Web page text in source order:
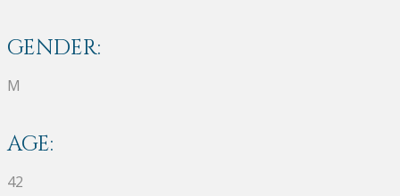
GENDER:
M
AGE:
42